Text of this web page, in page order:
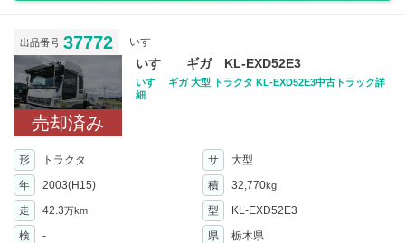
出品番号 37772 いすゞ
売却済み
いすゞ ギガ KL-EXD52E3
いすゞ ギガ 大型 トラクタ KL-EXD52E3中古トラック詳
細
形 トラクタ サ
大型
年
2003(H15) 積 32,770kg
走 42.3万km 型
KL-EXD52E3
検
- 県 栃木県